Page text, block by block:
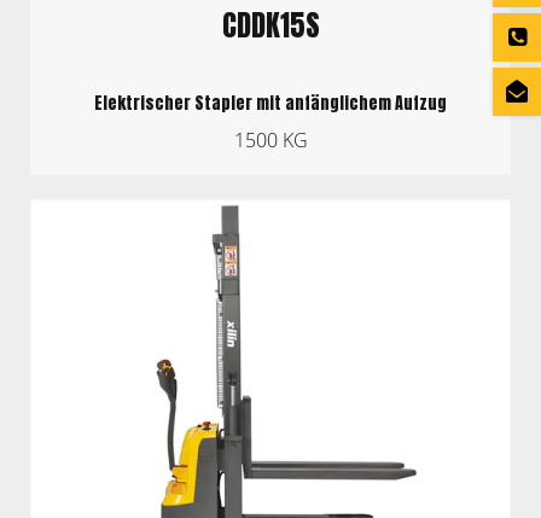
CDDK15S
Elektrischer Stapler mit anfänglichem Aufzug
1500 KG